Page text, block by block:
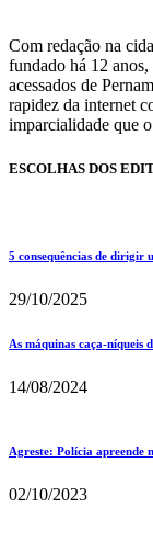
Com redação na
fundado há 12
acessados de
rapidez da internet
imparcialidade que
ESCOLHAS DOS
5 consequências de dirigir
29/10/2025
As máquinas caça-níqueis
14/08/2024
Agreste: Polícia apreende
02/10/2023